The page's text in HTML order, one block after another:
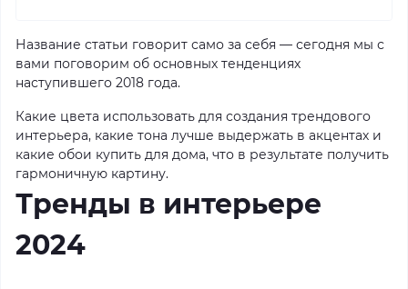
Название статьи говорит само за себя — сегодня мы с
вами поговорим об основных тенденциях
наступившего 2018 года.
Какие цвета использовать для создания трендового
интерьера, какие тона лучше выдержать в акцентах и
какие обои купить для дома, что в результате получить
гармоничную картину.
Тренды в интерьере
2024